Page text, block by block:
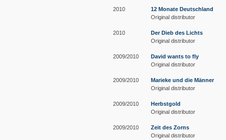
2010
12 Monate Deutschland
Original distributor
2010
Der Dieb des Lichts
Original distributor
2009/2010
David wants to fly
Original distributor
2009/2010
Marieke und die Männer
Original distributor
2009/2010
Herbstgold
Original distributor
2009/2010
Zeit des Zorns
Original distributor